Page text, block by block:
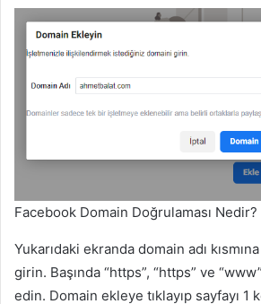
Facebook Domain Doğrulaması Nedir?
Yukarıdaki ekranda domain adı
girin. Başında “https”, “https” ve
edin. Domain ekleye tıklayıp sayfayı 1